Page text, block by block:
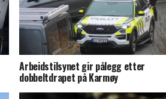
Arbeidstilsynet gir pålegg etter
dobbeltdrapet på Karmøy